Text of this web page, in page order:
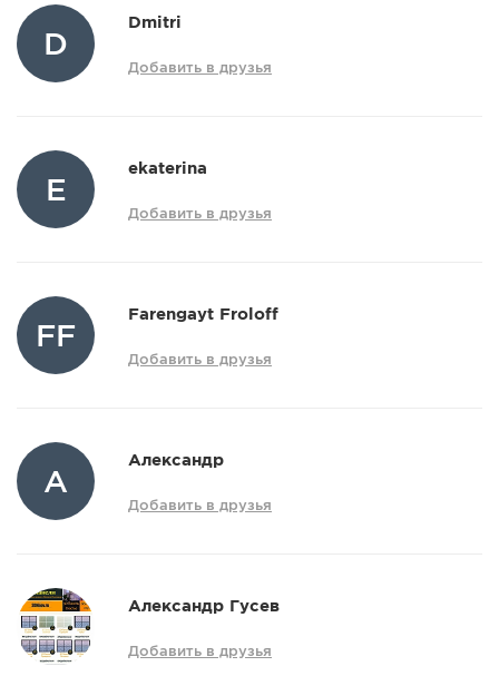
D
Dmitri
Добавить в друзья
E
ekaterina
Добавить в друзья
FF
Farengayt Froloff
Добавить в друзья
А
Александр
Добавить в друзья
Александр Гусев
Добавить в друзья